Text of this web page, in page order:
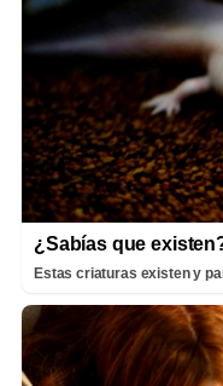
¿Sabías que
Estas criaturas existen y